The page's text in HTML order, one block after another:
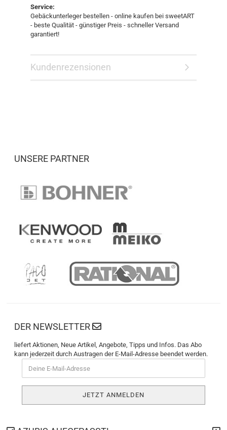
Service:
Gebäckunterleger bestellen - online kaufen bei sweetART
- beste Qualität - günstiger Preis - schneller Versand
garantiert!
Kundenrezensionen
UNSERE PARTNER
DER NEWSLETTER
liefert Aktionen, Neue Artikel, Angebote, Tipps und Infos. Das Abo
kann jederzeit durch Austragen der E-Mail-Adresse beendet werden.